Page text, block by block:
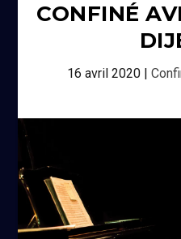
CONFINÉ
16 avril 2020 |